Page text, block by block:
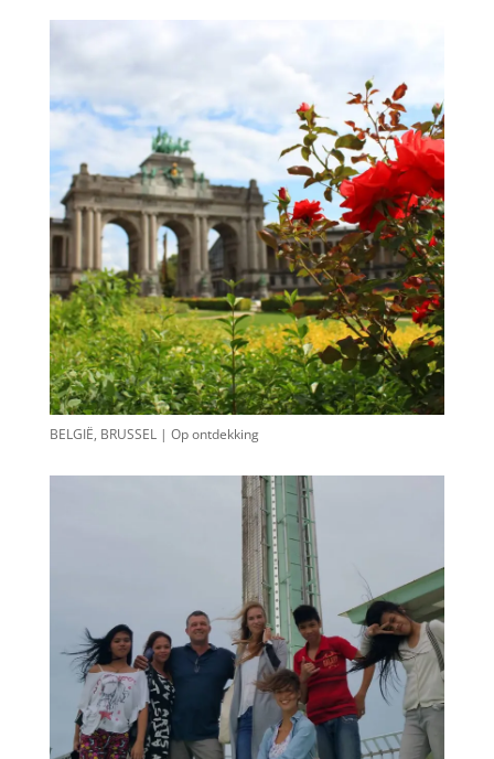
BELGIË, BRUSSEL | Op ontdekking